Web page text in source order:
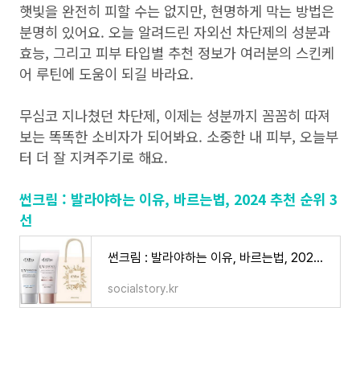
햇빛을 완전히 피할 수는 없지만, 현명하게 막는 방법은
분명히 있어요. 오늘 알려드린 자외선 차단제의 성분과
효능, 그리고 피부 타입별 추천 정보가 여러분의 스킨케
어 루틴에 도움이 되길 바라요.
무심코 지나쳤던 차단제, 이제는 성분까지 꼼꼼히 따져
보는 똑똑한 소비자가 되어봐요. 소중한 내 피부, 오늘부
터 더 잘 지켜주기로 해요.
썬크림 : 발라야하는 이유, 바르는법, 2024 추천 순위 3
선
썬크림 : 발라야하는 이유, 바르는법, 2024 추천 순위 3선
socialstory.kr